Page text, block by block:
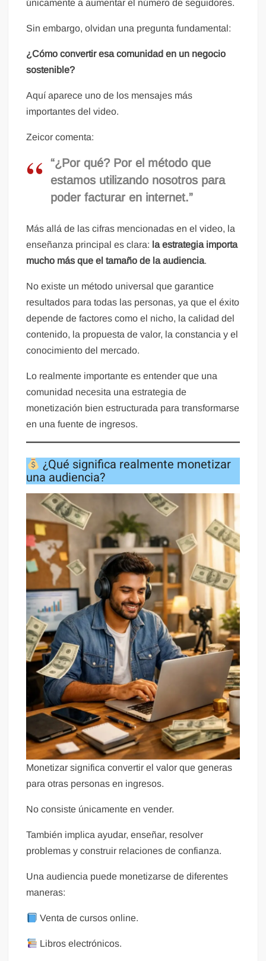
únicamente a aumentar el número de seguidores.
Sin embargo, olvidan una pregunta fundamental:
¿Cómo convertir esa comunidad en un negocio
sostenible?
Aquí aparece uno de los mensajes más
importantes del video.
Zeicor comenta:
“¿Por qué? Por el método que
estamos utilizando nosotros para
poder facturar en internet.”
Más allá de las cifras mencionadas en el video, la
enseñanza principal es clara: la estrategia importa
mucho más que el tamaño de la audiencia.
No existe un método universal que garantice
resultados para todas las personas, ya que el éxito
depende de factores como el nicho, la calidad del
contenido, la propuesta de valor, la constancia y el
conocimiento del mercado.
Lo realmente importante es entender que una
comunidad necesita una estrategia de
monetización bien estructurada para transformarse
en una fuente de ingresos.
¿Qué significa realmente monetizar
una audiencia?
Monetizar significa convertir el valor que generas
para otras personas en ingresos.
No consiste únicamente en vender.
También implica ayudar, enseñar, resolver
problemas y construir relaciones de confianza.
Una audiencia puede monetizarse de diferentes
maneras:
Venta de cursos online.
Libros electrónicos.